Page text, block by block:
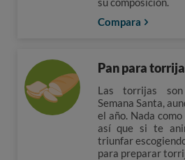
Compara
Pan para
Las torrijas son
Semana Santa,
el año. Nada
así que si te
triunfar
para preparar